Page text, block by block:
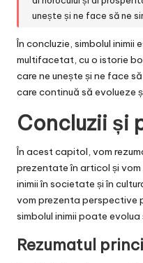
unește și ne face să ne
În concluzie, simbolul inimii
multifacetat, cu o istorie
care ne unește și ne face
care continuă să evolueze
Concluzii și
În acest capitol, vom
prezentate în articol și
inimii în societate și în
vom prezenta perspective
simbolul inimii poate
Rezumatul